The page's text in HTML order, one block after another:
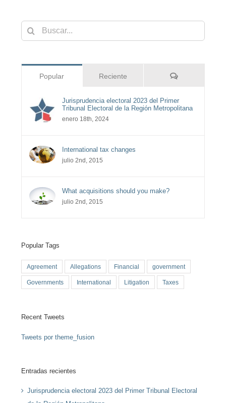
Buscar:
Popular Reciente Comentarios
Jurisprudencia electoral 2023 del Primer
Tribunal Electoral de la Región Metropolitana
enero 18th, 2024
International tax changes
julio 2nd, 2015
What acquisitions should you make?
julio 2nd, 2015
Popular Tags
Agreement Allegations Financial government
Governments International Litigation Taxes
Recent Tweets
Tweets por theme_fusion
Entradas recientes
Jurisprudencia electoral 2023 del Primer Tribunal Electoral